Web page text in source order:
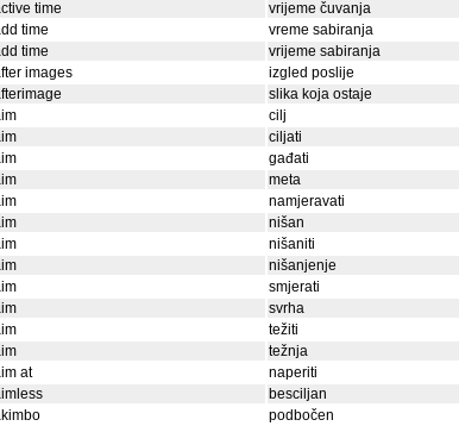
time
vrijeme čuvanja
time
vreme sabiranja
time
vrijeme sabiranja
images
izgled poslije
slika koja ostaje
cilj
ciljati
gađati
meta
namjeravati
nišan
nišaniti
nišanjenje
smjerati
svrha
težiti
težnja
at
naperiti
besciljan
podbočen